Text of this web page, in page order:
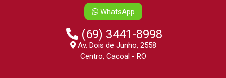
WhatsApp
(69) 3441-8998
Av. Dois de Junho, 2558
Centro, Cacoal - RO